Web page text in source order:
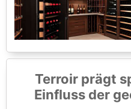
Terroir prägt
Einfluss der